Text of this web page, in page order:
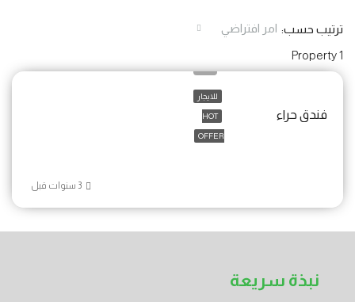
1 Property
ترتيب حسب: امر افتراضي
للايجار
HOT
OFFER
فندق حراء
نبذة سريعة